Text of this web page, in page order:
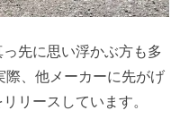
先に思い浮かぶ方も多
、他メーカーに先がげ
リースしています。